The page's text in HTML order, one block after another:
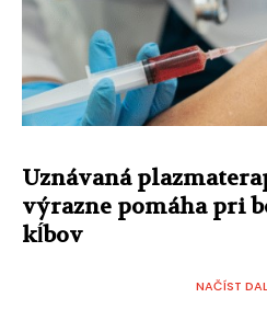
Uznávaná
výrazne pomáha pri
kĺbov
NAČÍST